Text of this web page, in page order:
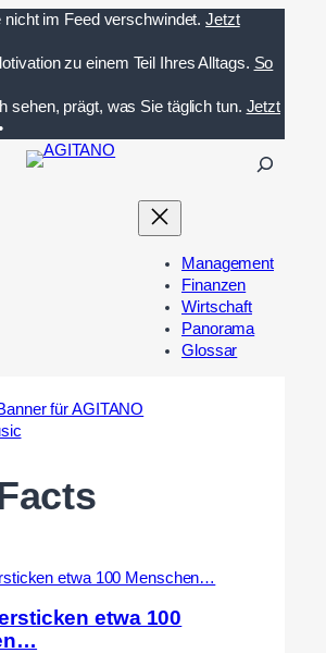
nicht im Feed verschwindet. Jetzt
zu einem Teil Ihres Alltags. So
sehen, prägt, was Sie täglich tun. Jetzt
n
Management
Finanzen
Wirtschaft
Panorama
Glossar
etwa 100